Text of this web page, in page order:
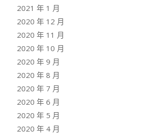
2021 年 1 月
2020 年 12 月
2020 年 11 月
2020 年 10 月
2020 年 9 月
2020 年 8 月
2020 年 7 月
2020 年 6 月
2020 年 5 月
2020 年 4 月